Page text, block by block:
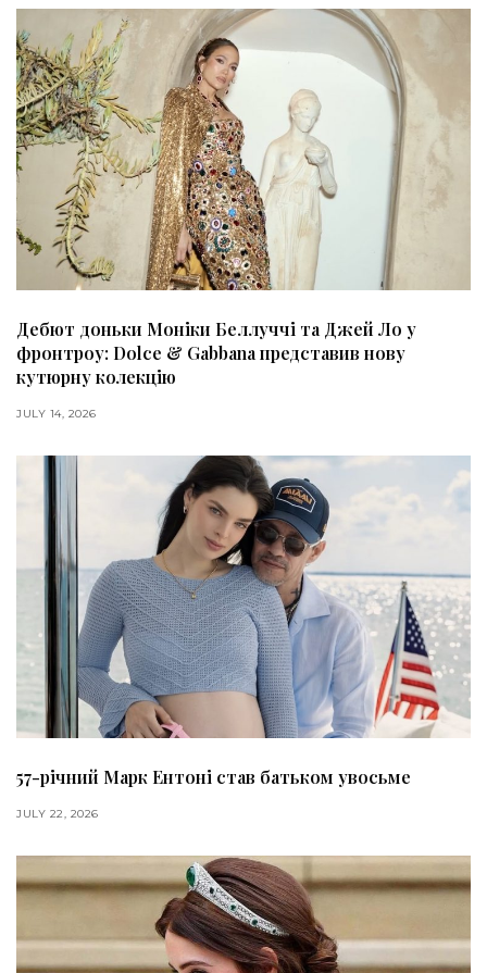
Дебют доньки Моніки Беллуччі та Джей Ло у
фронтроу: Dolce & Gabbana представив нову
кутюрну колекцію
JULY 14, 2026
57-річний Марк Ентоні став батьком увосьме
JULY 22, 2026